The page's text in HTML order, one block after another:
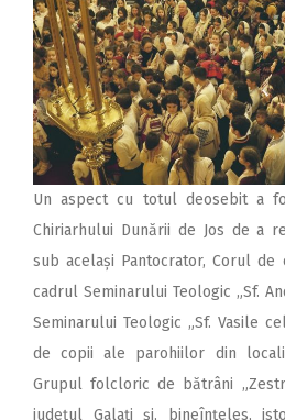
Un aspect cu totul deosebit a
Chiriarhului Dunării de Jos de a
sub același Pantocrator, Corul
cadrul Seminarului Teologic „Sf.
Seminarului Teologic „Sf. Vasile
de copii ale parohiilor din
Grupul folcloric de bătrâni
judeţul Galaţi și, bineînțeles,